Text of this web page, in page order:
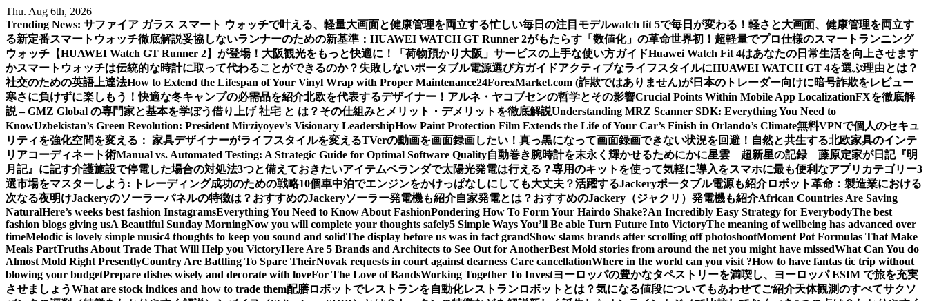
Skip
to
content
Thu. Aug 6th, 2026
Trending News: サファイア ガラス スマート ウォッチで叶える、軽量大画面と健康管理を両立する忙しい毎日の注目モデルwatch fit 5で毎日が変わる！軽さと大画面、健康管理を両立す
る新定番スマートウォッチ徹底解説妥協しないランナーのための新基準：HUAWEI WATCH GT Runner 2がもたらす「数値化」の革命世界初！超軽量でプロ仕様のスマートランニング
ウォッチ【HUAWEI Watch GT Runner 2】が登場！ 大阪観光をもっと快適に！「荷物預かり大阪」サービスの上手な使い方ガイドHuawei Watch Fit 4はあなたの日常生活を向上させます
かスマートウォッチは伝統的な時計に取って代わることができるのか？ 失敗しないポータブル電源選び方ガイドアクティブなライフスタイルにHUAWEI WATCH GT 4を選ぶ理由とは？
社交のための英語上達法How to Extend the Lifespan of Your Vinyl Wrap with Proper Maintenance24ForexMarket.com (詐欺ではありません)が日本のトレーダー向けに暗号詐欺をレビュー
寒さに負けずに楽しもう！快適な冬キャンプの必需品を紹介北欧を代表するデザイナー！アルネ・ヤコブセンの哲学とその影響Crucial Points Within Mobile App LocalizationFXを徹底解
説 – GMZ Global の専門家と基本を学ぼう借り上げ 社宅 と は？その仕組みとメリット・デメリットを徹底解説Understanding MRZ Scanner SDK: Everything You Need to
KnowUzbekistan’s Green Revolution: President Mirziyoyev’s Visionary LeadershipHow Paint Protection Film Extends the Life of Your Car’s Finish in Orlando’s Climate無料VPNで個人のセキュ
リティを強化空間を変える： 家具デザイナーがライフスタイルを変えるTVerの動画を画面録画したい！真っ黒になって画面録画できない状況を回避！ 自然と共生する北欧家具のインテ
リアコーディネート術Manual vs. Automated Testing: A Strategic Guide for Optimal Software Quality自動巻き腕時計を末永く輝かせるためにかに星雲 超新星の記録 藤原定家が日記『明
月記』に記す介護施設で停電した場合の対処法3つと備えておきたいアイテムベランダで太陽光発電は行える？専用のキットを使って気軽に導入をスマホに最も便利なアプリカテゴリー3
選市場をマスターしよう: トレーディング成功のための戦略10個車中泊でエンジンをかけっぱなしにしても大丈夫？活躍するJackeryポータブル電源も紹介ロボット革命：製造業における
次なる夜明けJackeryのソーラーパネルの特徴は？おすすめのJackeryソーラー発電機も紹介自家発電とは？おすすめのJackery（ジャクリ）発電機も紹介African Countries Are Saving
NaturalHere’s weeks best fashion InstagramsEverything You Need to Know About FashionPondering How To Form Your Hairdo Shake?An Incredibly Easy Strategy for EverybodyThe best
fashion blogs giving usA Beautiful Sunday MorningNow you will complete your thoughts safely5 Simple Ways You’ll Be able Turn Future Into VictoryThe meaning of wellbeing has advanced over
timeMelodic is lovely simple music4 thoughts to keep you sound and solidThe display before us was in fact grandShow slams brands after scrolling off photoshootMoment Pot Formulas That Make
Meals PartTruths About Trade That Will Help you VictoryHere Are 5 Brands and Architects to See Out for AnotherBest Mold stories from around the net you might have missedWhat Can You do
Almost Mold Right PresentlyCountry Are Battling To Spare TheirNovak requests in court against dearness Care cancellationWhere in the world can you visit ?How to have fantas tic trip without
blowing your budgetPrepare dishes wisely and decorate with loveFor The Love of BandsWorking Together To Investヨーロッパの豊かなタペストリーを満喫し、ヨーロッパ ESIM で旅を充実
させましょうWhat are stock indices and how to trade them配膳ロボットでレストランを自動化レストランロボットとは？気になる値段についてもあわせてご紹介天体観測のすべてサクソ